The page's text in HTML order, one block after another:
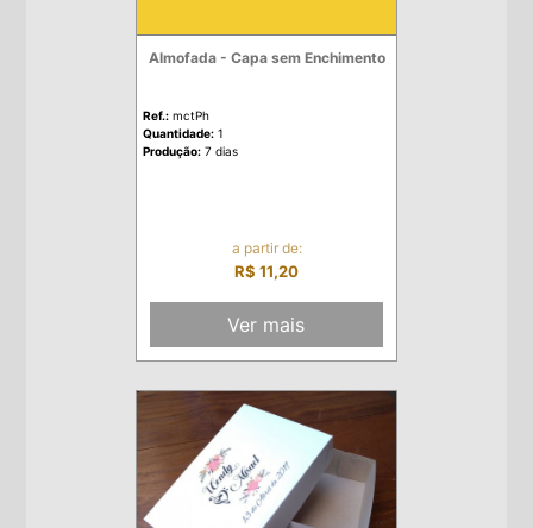
Almofada - Capa sem Enchimento
Ref.: mctPh
Quantidade: 1
Produção: 7 dias
a partir de:
R$ 11,20
Ver mais